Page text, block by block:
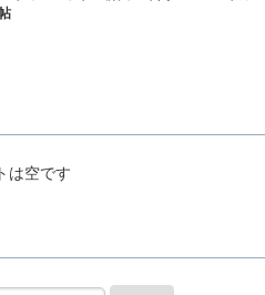
は空です